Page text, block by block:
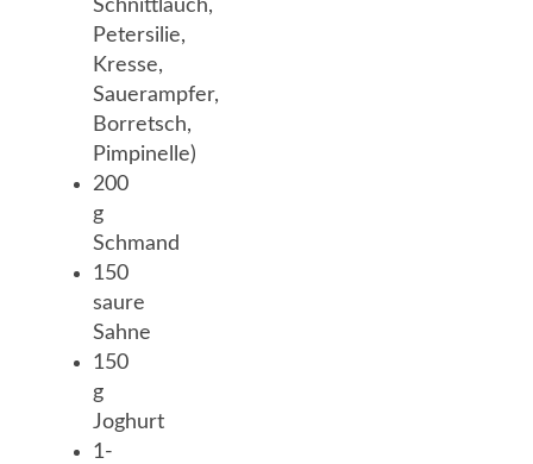
Schnittlauch,
Petersilie,
Kresse,
Sauerampfer,
Borretsch,
Pimpinelle)
200
g
Schmand
150
saure
Sahne
150
g
Joghurt
1-